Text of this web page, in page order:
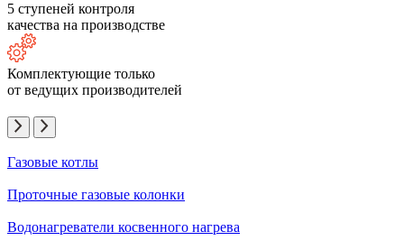
5 ступеней контроля
качества на производстве
Комплектующие только
от ведущих производителей
Газовые котлы
Проточные газовые колонки
Водонагреватели косвенного нагрева